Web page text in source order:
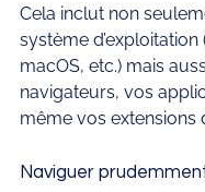
Cela inclut non
système d’exploitation
macOS, etc.) mais
navigateurs, vos
même vos extensions
Naviguer